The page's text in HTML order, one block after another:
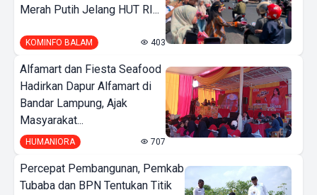
Merah Putih Jelang HUT RI...
KOMINFO BALAM 403
Alfamart dan Fiesta Seafood
Hadirkan Dapur Alfamart di
Bandar Lampung, Ajak
Masyarakat...
HUMANIORA 707
Percepat Pembangunan, Pemkab
Tubaba dan BPN Tentukan Titik